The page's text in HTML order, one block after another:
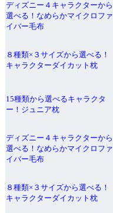
ディズニー４キャラクターから
選べる！なめらかマイクロファ
イバー毛布
８種類×３サイズから選べる！
キャラクターダイカット枕
15種類から選べるキャラクタ
ー！ジュニア枕
ディズニー４キャラクターから
選べる！なめらかマイクロファ
イバー毛布
８種類×３サイズから選べる！
キャラクターダイカット枕